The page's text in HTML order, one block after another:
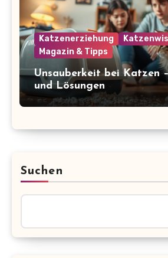
Katzenerziehung
Magazin & Tipps
Unsauberkeit bei Katzen
und Lösungen
Suchen